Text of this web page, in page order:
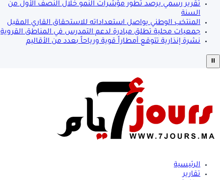
تقرير رسمي يرصد تطور مؤشرات النمو خلال النصف الأول من
السنة
المنتخب الوطني يواصل استعداداته للاستحقاق القاري المقبل
جمعيات محلية تطلق مبادرة لدعم التمدرس في المناطق القروية
نشرة إنذارية تتوقع أمطاراً قوية ورياحاً بعدد من الأقاليم
⏸
الرئيسية
تقارير